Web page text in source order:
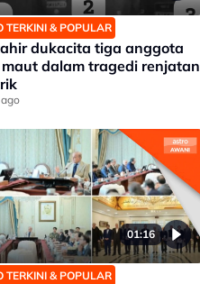
TERKINI & POPULAR
dukacita tiga anggota
maut dalam tragedi renjatan
01:16
TERKINI & POPULAR